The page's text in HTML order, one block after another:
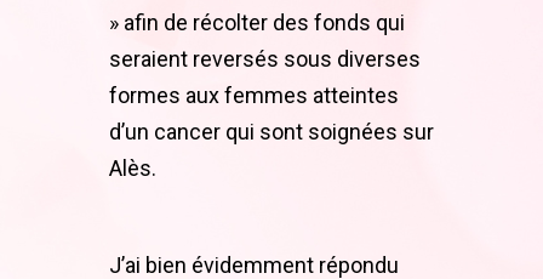
» afin de récolter des fonds qui
seraient reversés sous diverses
formes aux femmes atteintes
d’un cancer qui sont soignées sur
Alès.
J’ai bien évidemment répondu